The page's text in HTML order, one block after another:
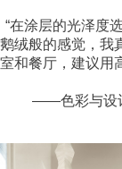
“在涂层的光泽度
鹅绒般的感觉，我
室和餐厅，建议用
——色彩与设